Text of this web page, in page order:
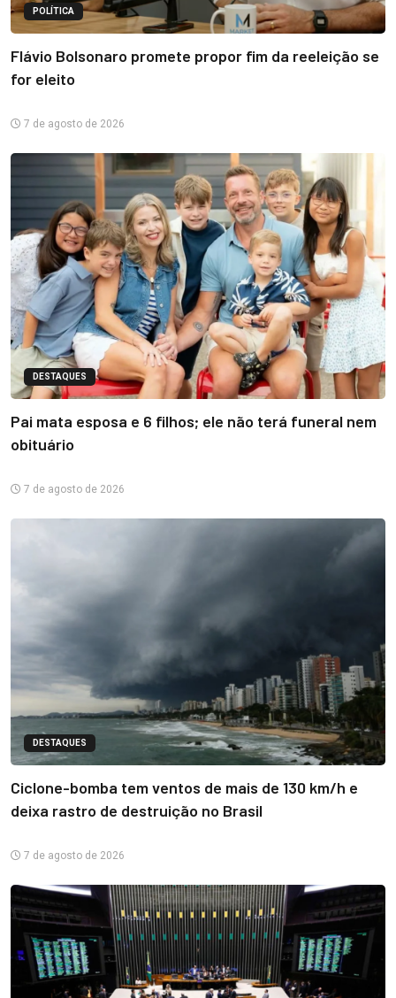
POLÍTICA
Flávio Bolsonaro promete propor fim da reeleição se
for eleito
7 de agosto de 2026
DESTAQUES
Pai mata esposa e 6 filhos; ele não terá funeral nem
obituário
7 de agosto de 2026
DESTAQUES
Ciclone-bomba tem ventos de mais de 130 km/h e
deixa rastro de destruição no Brasil
7 de agosto de 2026